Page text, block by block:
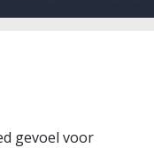
gevoel voor